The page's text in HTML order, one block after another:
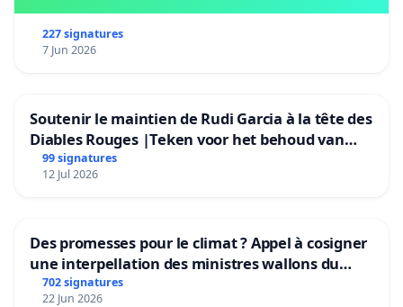
227 signatures
7 Jun 2026
Soutenir le maintien de Rudi Garcia à la tête des
Diables Rouges |Teken voor het behoud van
Rudi Garcia als bondscoach
99 signatures
12 Jul 2026
Des promesses pour le climat ? Appel à cosigner
une interpellation des ministres wallons du
climat et de l’environnement.
702 signatures
22 Jun 2026